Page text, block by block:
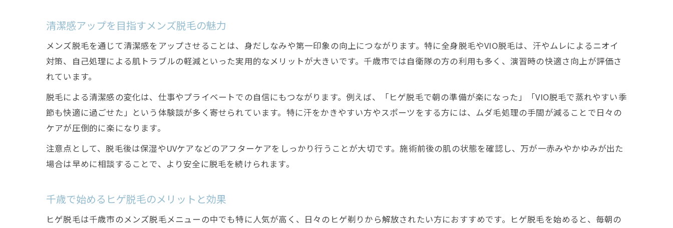
自衛隊割引対応の脱毛サロン選びのコツ
清潔感アップを目指すメンズ脱毛の魅力
メンズ脱毛を通じて清潔感をアップさせることは、身だしなみや第一印象の向上につながります。特に全身脱毛やVIO脱毛は、汗やムレによるニオイ
対策、自己処理による肌トラブルの軽減といった実用的なメリットが大きいです。千歳市では自衛隊の方の利用も多く、演習時の快適さ向上が評価さ
れています。
脱毛による清潔感の変化は、仕事やプライベートでの自信にもつながります。例えば、「ヒゲ脱毛で朝の準備が楽になった」「VIO脱毛で蒸れやすい季
節も快適に過ごせた」という体験談が多く寄せられています。特に汗をかきやすい方やスポーツをする方には、ムダ毛処理の手間が減ることで日々の
ケアが圧倒的に楽になります。
注意点として、脱毛後は保湿やUVケアなどのアフターケアをしっかり行うことが大切です。施術前後の肌の状態を確認し、万が一赤みやかゆみが出た
場合は早めに相談することで、より安全に脱毛を続けられます。
千歳で始めるヒゲ脱毛のメリットと効果
ヒゲ脱毛は千歳市のメンズ脱毛メニューの中でも特に人気が高く、日々のヒゲ剃りから解放されたい方におすすめです。ヒゲ脱毛を始めると、毎朝の
お問い合わせはこちら
お問い合わせはこちら